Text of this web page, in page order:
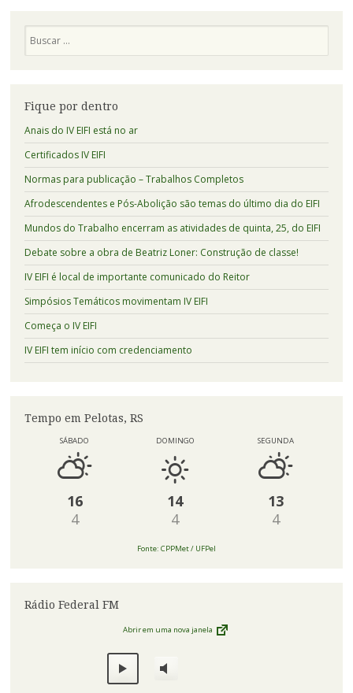
Fique por dentro
Anais do IV EIFI está no ar
Certificados IV EIFI
Normas para publicação – Trabalhos Completos
Afrodescendentes e Pós-Abolição são temas do último dia do EIFI
Mundos do Trabalho encerram as atividades de quinta, 25, do EIFI
Debate sobre a obra de Beatriz Loner: Construção de classe!
IV EIFI é local de importante comunicado do Reitor
Simpósios Temáticos movimentam IV EIFI
Começa o IV EIFI
IV EIFI tem início com credenciamento
Tempo em Pelotas, RS
SÁBADO
16
4
DOMINGO
14
4
SEGUNDA
13
4
Fonte: CPPMet / UFPel
Rádio Federal FM
Abrir em uma nova janela